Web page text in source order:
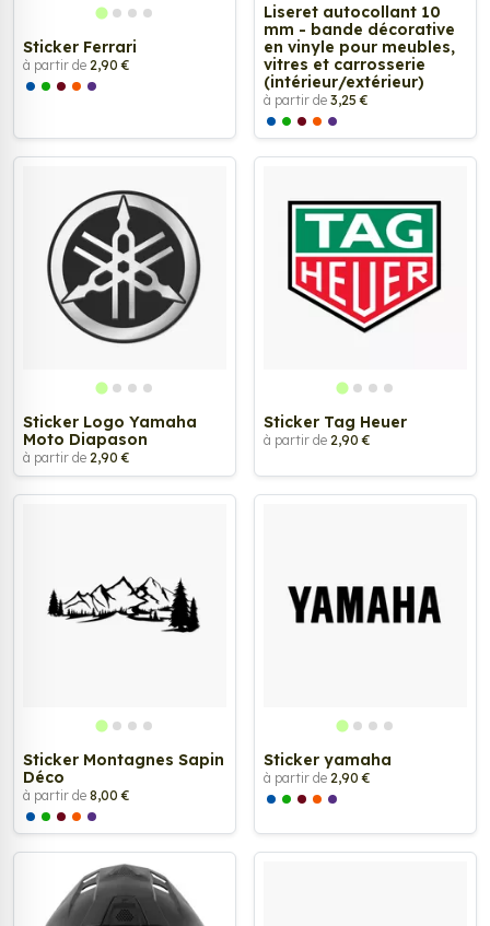
Sticker Ferrari
à partir de 2,90 €
Liseret autocollant 10
mm - bande décorative
en vinyle pour meubles,
vitres et carrosserie
(intérieur/extérieur)
à partir de 3,25 €
Sticker Logo Yamaha
Moto Diapason
à partir de 2,90 €
Sticker Tag Heuer
à partir de 2,90 €
Sticker Montagnes Sapin
Déco
à partir de 8,00 €
Sticker yamaha
à partir de 2,90 €